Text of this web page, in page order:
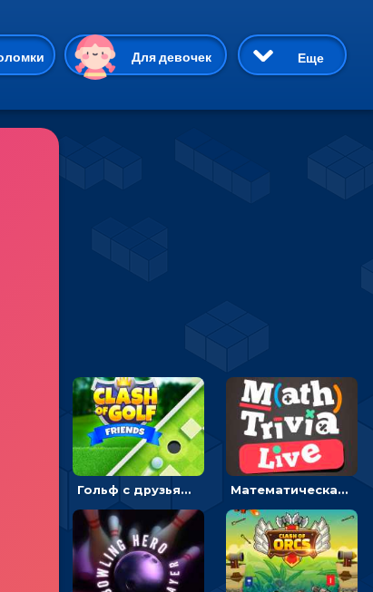
Для девочек
Приключения
Еще
Гольф с друзьями: толкать цветные шарики в лунку – мультиплеер Математическая викторина мультиплеер: решать примеры на время